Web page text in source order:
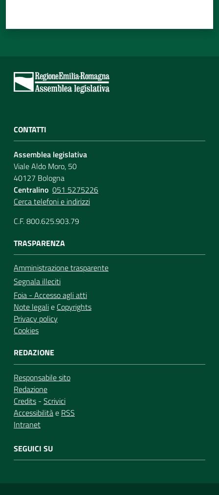
CONTATTI
Assemblea legislativa
Viale Aldo Moro, 50
40127 Bologna
Centralino 051 5275226
Cerca telefoni e indirizzi
C.F. 800.625.903.79
TRASPARENZA
Amministrazione trasparente
Segnala illeciti
Foia - Accesso agli atti
Note legalie Copyrights
Privacy policy
Cookies
REDAZIONE
Responsabile sito
Redazione
Credits - Scrivici
Accessibilitàe RSS
Intranet
SEGUICI SU